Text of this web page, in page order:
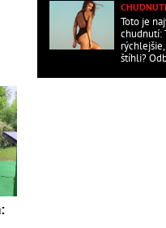
Toto je
chudnutí:
štíhli?